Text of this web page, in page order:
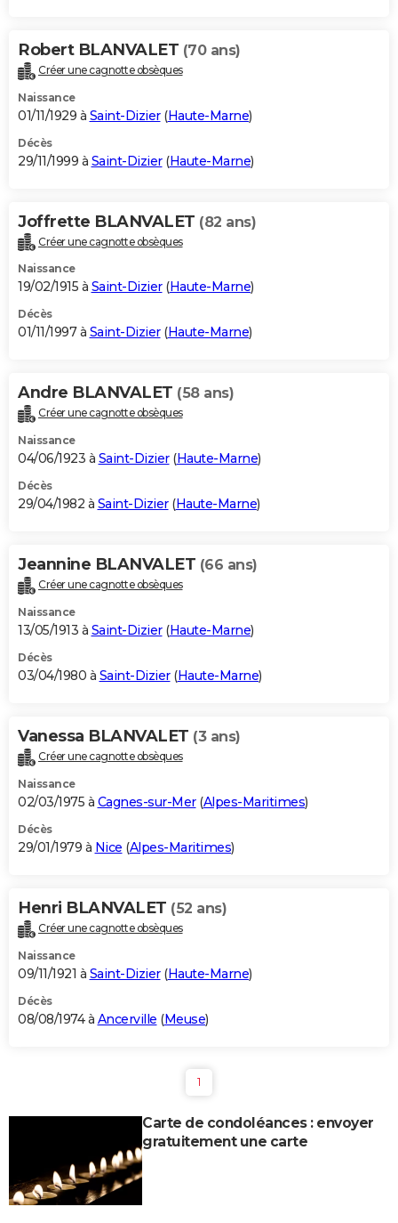
Robert BLANVALET (70 ans)
Créer une cagnotte obsèques
Naissance
01/11/1929 à Saint-Dizier(Haute-Marne)
Décès
29/11/1999 à Saint-Dizier(Haute-Marne)
Joffrette BLANVALET (82 ans)
Créer une cagnotte obsèques
Naissance
19/02/1915 à Saint-Dizier(Haute-Marne)
Décès
01/11/1997 à Saint-Dizier(Haute-Marne)
Andre BLANVALET (58 ans)
Créer une cagnotte obsèques
Naissance
04/06/1923 à Saint-Dizier(Haute-Marne)
Décès
29/04/1982 à Saint-Dizier(Haute-Marne)
Jeannine BLANVALET (66 ans)
Créer une cagnotte obsèques
Naissance
13/05/1913 à Saint-Dizier(Haute-Marne)
Décès
03/04/1980 à Saint-Dizier(Haute-Marne)
Vanessa BLANVALET (3 ans)
Créer une cagnotte obsèques
Naissance
02/03/1975 à Cagnes-sur-Mer(Alpes-Maritimes)
Décès
29/01/1979 à Nice (Alpes-Maritimes)
Henri BLANVALET (52 ans)
Créer une cagnotte obsèques
Naissance
09/11/1921 à Saint-Dizier(Haute-Marne)
Décès
08/08/1974 à Ancerville (Meuse)
1
Carte de condoléances : envoyer
gratuitement une carte